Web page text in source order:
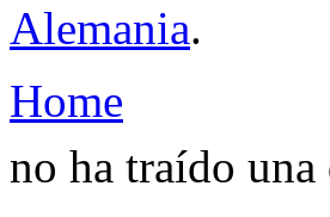
Alemania.
Home
no ha traído